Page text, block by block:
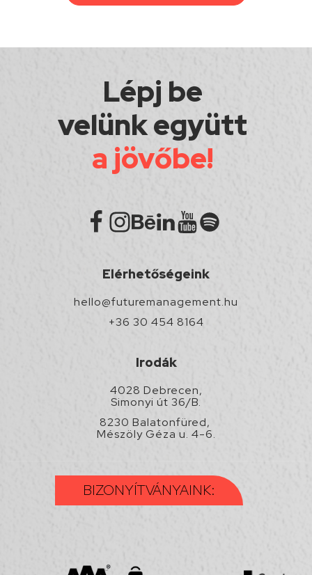
Lépj be
velünk együtt
a jövőbe!
Elérhetőségeink
hello@futuremanagement.hu
+36 30 454 8164
Irodák
4028 Debrecen,
Simonyi út 36/B.
8230 Balatonfüred,
Mészöly Géza u. 4-6.
BIZONYÍTVÁNYAINK: